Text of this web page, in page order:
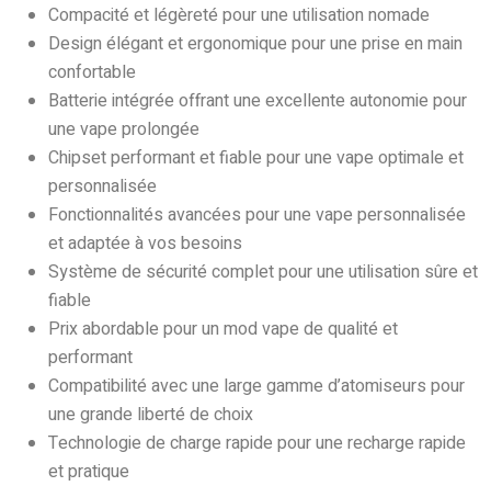
Compacité et légèreté pour une utilisation nomade
Design élégant et ergonomique pour une prise en main
confortable
Batterie intégrée offrant une excellente autonomie pour
une vape prolongée
Chipset performant et fiable pour une vape optimale et
personnalisée
Fonctionnalités avancées pour une vape personnalisée
et adaptée à vos besoins
Système de sécurité complet pour une utilisation sûre et
fiable
Prix abordable pour un mod vape de qualité et
performant
Compatibilité avec une large gamme d’atomiseurs pour
une grande liberté de choix
Technologie de charge rapide pour une recharge rapide
et pratique